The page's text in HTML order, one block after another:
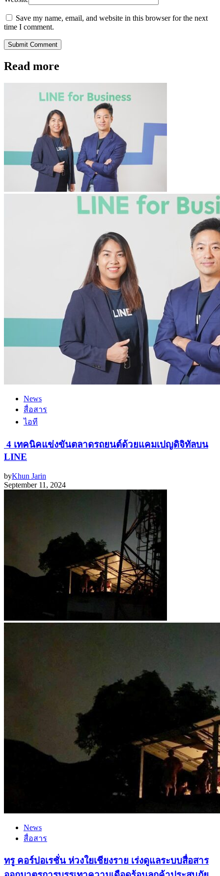
Save my name, email, and website in this browser for the next
time I comment.
Submit Comment
Read more
News
สื่อสาร
ไอที
4 เทคนิคแข่งขันตลาดรถยนต์ด้วยแคมเปญดิจิทัลบน
LINE
byKhun Jarin
September 11, 2024
News
สื่อสาร
ทรู คอร์ปอเรชั่น ห่วงใยเชียงราย เร่งดูแลระบบสื่อสาร